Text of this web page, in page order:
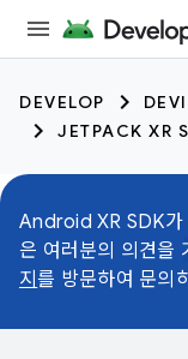
DEVELOP
JETPACK XR
Android XR SDK가
은 여러분의 의견을
지를 방문하여 문의